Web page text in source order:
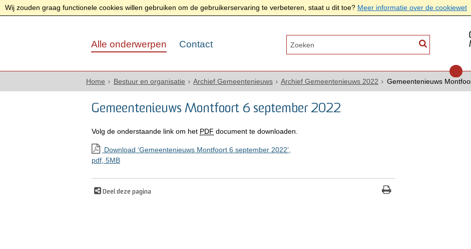
Wij zouden graag functionele cookies willen gebruiken om de gebruikerservaring te verbeteren, staat u dit toe? Meer informatie over de cookiewet
Alle onderwerpen Contact
Home Bestuur en organisatie Archief Gemeentenieuws Archief Gemeentenieuws 2022 Gemeentenieuws
Gemeentenieuws Montfoort 6 september 2022
Volg de onderstaande link om het PDF document te downloaden.
Download ‘Gemeentenieuws Montfoort 6 september 2022’,
pdf , 5MB
Deel deze pagina